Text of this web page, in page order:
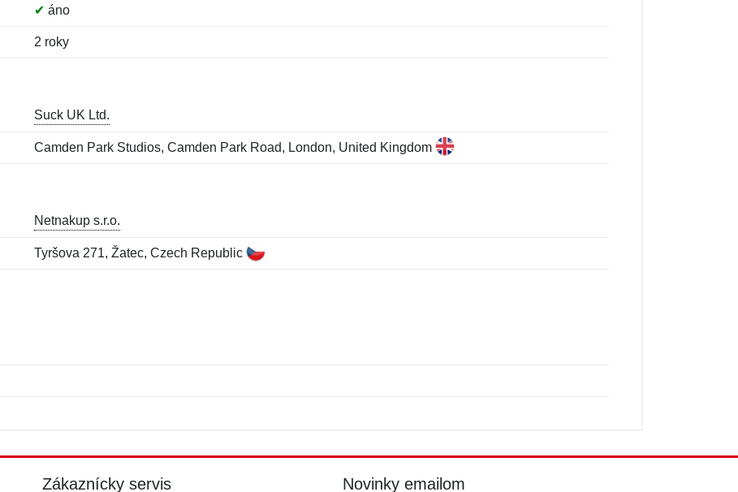
✔ áno
2 roky
Suck UK Ltd.
Camden Park Studios, Camden Park Road, London, United Kingdom
Netnakup s.r.o.
Tyršova 271, Žatec, Czech Republic
Zákaznícky servis Novinky emailom